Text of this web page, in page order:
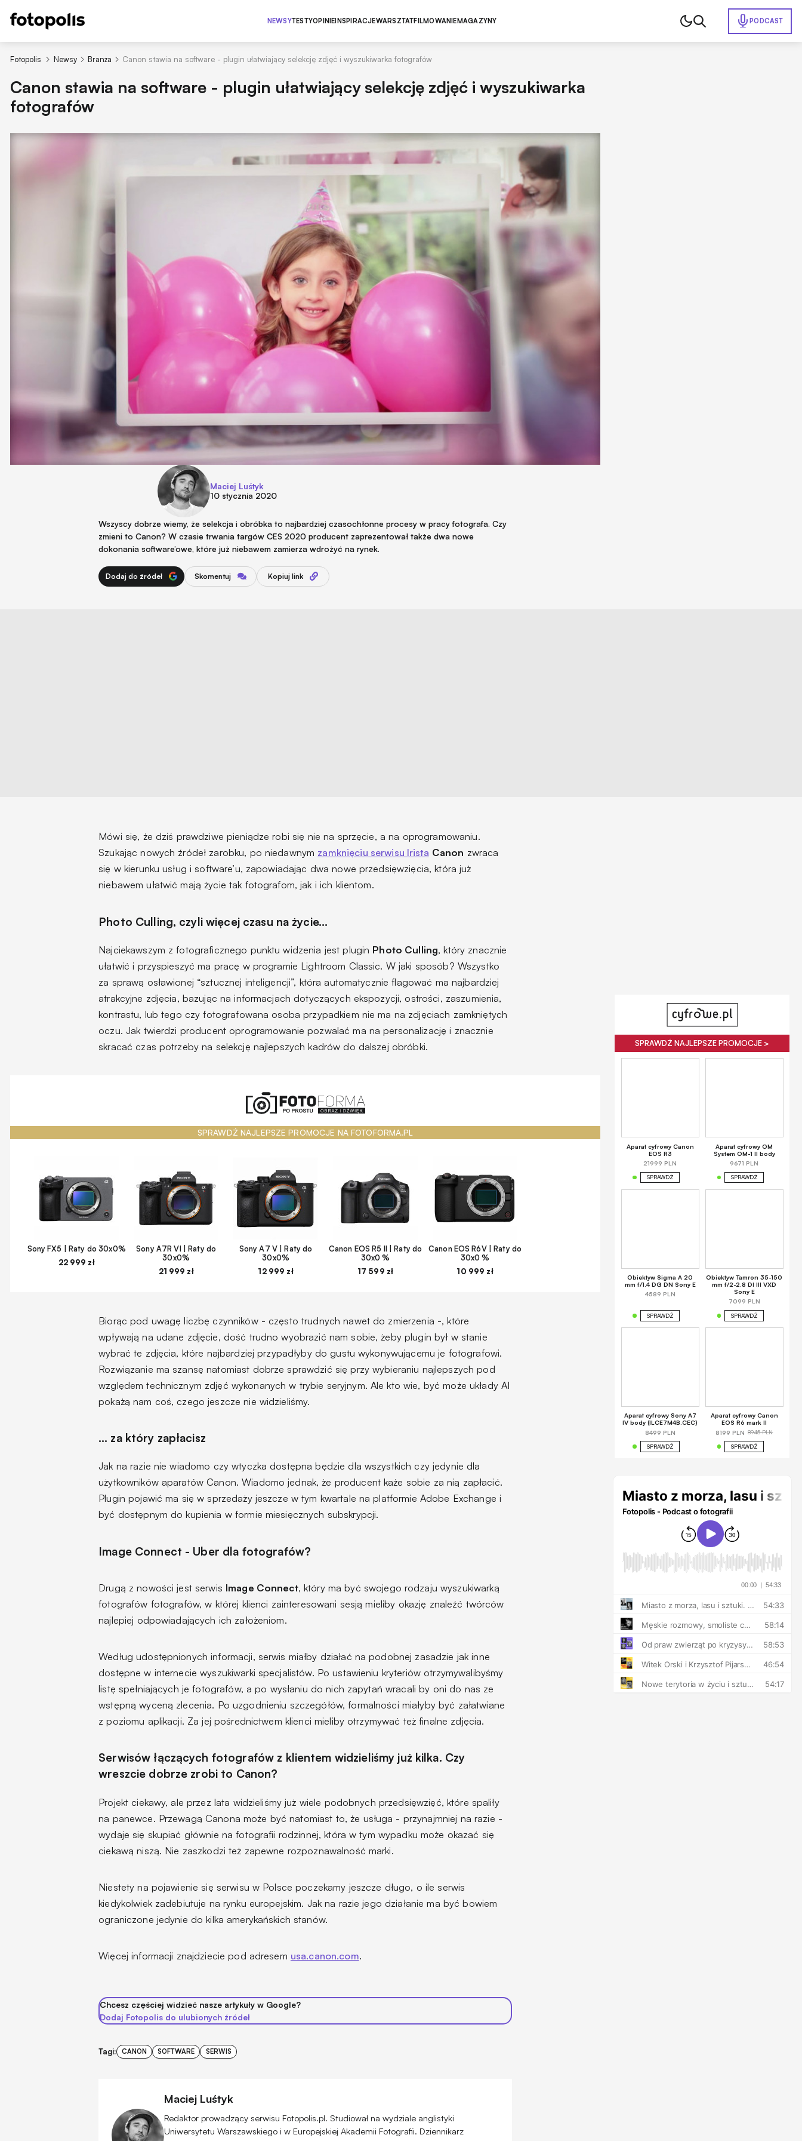
NEWSYTESTYOPINIEINSPIRACJEWARSZTATFILMOWANIEMAGAZYNY PODCAST
Fotopolis Newsy Branża Canon stawia na software - plugin ułatwiający selekcję zdjęć i wyszukiwarka fotografów
Canon stawia na software - plugin ułatwiający selekcję zdjęć i wyszukiwarka
fotografów
Maciej Luśtyk
10 stycznia 2020
Wszyscy dobrze wiemy, że selekcja i obróbka to najbardziej czasochłonne procesy w pracy fotografa. Czy
zmieni to Canon? W czasie trwania targów CES 2020 producent zaprezentował także dwa nowe
dokonania software’owe, które już niebawem zamierza wdrożyć na rynek.
Dodaj do źródeł Skomentuj Kopiuj link
Mówi się, że dziś prawdziwe pieniądze robi się nie na sprzęcie, a na oprogramowaniu.
Szukając nowych źródeł zarobku, po niedawnym zamknięciu serwisu Irista Canon zwraca
się w kierunku usług i software’u, zapowiadając dwa nowe przedsięwzięcia, która już
niebawem ułatwić mają życie tak fotografom, jak i ich klientom.
Photo Culling, czyli więcej czasu na życie…
Najciekawszym z fotograficznego punktu widzenia jest plugin Photo Culling, który znacznie
ułatwić i przyspieszyć ma pracę w programie Lightroom Classic. W jaki sposób? Wszystko
za sprawą osławionej “sztucznej inteligencji”, która automatycznie flagować ma najbardziej
atrakcyjne zdjęcia, bazując na informacjach dotyczących ekspozycji, ostrości, zaszumienia,
kontrastu, lub tego czy fotografowana osoba przypadkiem nie ma na zdjęciach zamkniętych
oczu. Jak twierdzi producent oprogramowanie pozwalać ma na personalizację i znacznie
skracać czas potrzeby na selekcję najlepszych kadrów do dalszej obróbki.
SPRAWDŹ NAJLEPSZE PROMOCJE NA FOTOFORMA.PL
Sony FX5 | Raty do 30x0%
22 999 zł
Sony A7R VI | Raty do
30x0%
21 999 zł
Sony A7 V | Raty do
30x0%
12 999 zł
Canon EOS R5 II | Raty do
30x0 %
17 599 zł
Canon EOS R6V | Raty do
30x0 %
10 999 zł
Biorąc pod uwagę liczbę czynników - często trudnych nawet do zmierzenia -, które
wpływają na udane zdjęcie, dość trudno wyobrazić nam sobie, żeby plugin był w stanie
wybrać te zdjęcia, które najbardziej przypadłyby do gustu wykonywującemu je fotografowi.
Rozwiązanie ma szansę natomiast dobrze sprawdzić się przy wybieraniu najlepszych pod
względem technicznym zdjęć wykonanych w trybie seryjnym. Ale kto wie, być może układy AI
pokażą nam coś, czego jeszcze nie widzieliśmy.
… za który zapłacisz
Jak na razie nie wiadomo czy wtyczka dostępna będzie dla wszystkich czy jedynie dla
użytkowników aparatów Canon. Wiadomo jednak, że producent każe sobie za nią zapłacić.
Plugin pojawić ma się w sprzedaży jeszcze w tym kwartale na platformie Adobe Exchange i
być dostępnym do kupienia w formie miesięcznych subskrypcji.
Image Connect - Uber dla fotografów?
Drugą z nowości jest serwis Image Connect, który ma być swojego rodzaju wyszukiwarką
fotografów fotografów, w której klienci zainteresowani sesją mieliby okazję znaleźć twórców
najlepiej odpowiadających ich założeniom.
Według udostępnionych informacji, serwis miałby działać na podobnej zasadzie jak inne
dostępne w internecie wyszukiwarki specjalistów. Po ustawieniu kryteriów otrzymywalibyśmy
listę spełniających je fotografów, a po wysłaniu do nich zapytań wracali by oni do nas ze
wstępną wyceną zlecenia. Po uzgodnieniu szczegółów, formalności miałyby być załatwiane
z poziomu aplikacji. Za jej pośrednictwem klienci mieliby otrzymywać też finalne zdjęcia.
Serwisów łączących fotografów z klientem widzieliśmy już kilka. Czy
wreszcie dobrze zrobi to Canon?
Projekt ciekawy, ale przez lata widzieliśmy już wiele podobnych przedsięwzięć, które spaliły
na panewce. Przewagą Canona może być natomiast to, że usługa - przynajmniej na razie -
wydaje się skupiać głównie na fotografii rodzinnej, która w tym wypadku może okazać się
ciekawą niszą. Nie zaszkodzi też zapewne rozpoznawalność marki.
Niestety na pojawienie się serwisu w Polsce poczekamy jeszcze długo, o ile serwis
kiedykolwiek zadebiutuje na rynku europejskim. Jak na razie jego działanie ma być bowiem
ograniczone jedynie do kilka amerykańskich stanów.
Więcej informacji znajdziecie pod adresem usa.canon.com.
Chcesz częściej widzieć nasze artykuły w Google?
Dodaj Fotopolis do ulubionych źródeł
Tagi: CANON SOFTWARE SERWIS
Maciej Luśtyk
Redaktor prowadzący serwisu Fotopolis.pl. Studiował na wydziale anglistyki
Uniwersytetu Warszawskiego i w Europejskiej Akademii Fotografii. Dziennikarz
SPRAWDŹ NAJLEPSZE PROMOCJE >
Aparat cyfrowy Canon
EOS R3
21999 PLN
SPRAWDŹ
Aparat cyfrowy OM
System OM-1 II body
9671 PLN
SPRAWDŹ
Obiektyw Sigma A 20
mm f/1.4 DG DN Sony E
4589 PLN
SPRAWDŹ
Obiektyw Tamron 35-150
mm f/2-2.8 DI III VXD
Sony E
7099 PLN
SPRAWDŹ
Aparat cyfrowy Sony A7
IV body (ILCE7M4B.CEC)
8499 PLN
SPRAWDŹ
Aparat cyfrowy Canon
EOS R6 mark II
8199 PLN 8945 PLN
SPRAWDŹ